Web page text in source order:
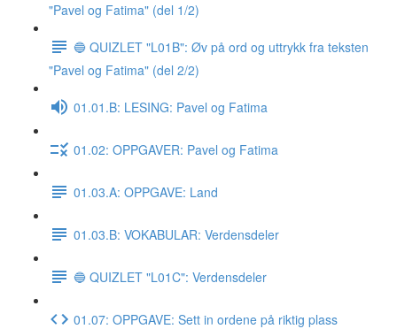
"Pavel og Fatima" (del 1/2)
🔵 QUIZLET "L01B": Øv på ord og uttrykk fra teksten
"Pavel og Fatima" (del 2/2)
01.01.B: LESING: Pavel og Fatima
01.02: OPPGAVER: Pavel og Fatima
01.03.A: OPPGAVE: Land
01.03.B: VOKABULAR: Verdensdeler
🔵 QUIZLET "L01C": Verdensdeler
01.07: OPPGAVE: Sett in ordene på riktig plass